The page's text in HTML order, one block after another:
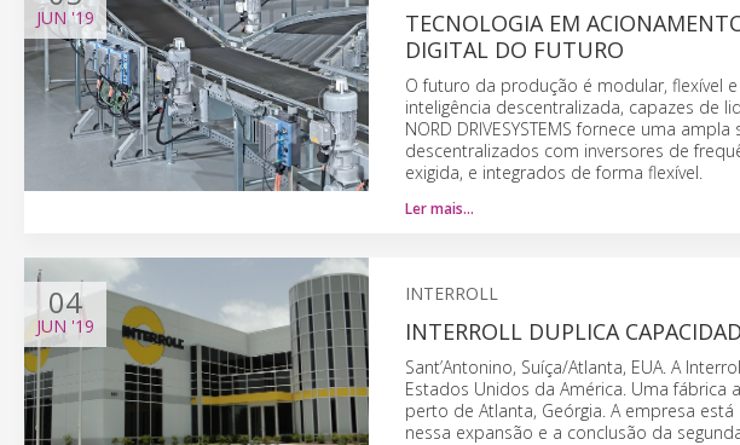
JUN'19
TECNOLOGIA EM
DIGITAL DO FUTURO
O futuro da produção é modular, flexível
inteligência descentralizada, capazes de
NORD DRIVESYSTEMS fornece uma
descentralizados com inversores de
exigida, e integrados de forma flexível.
Ler mais…
04
JUN '19
INTERROLL
INTERROLL DUPLICA
Sant’Antonino, Suíça/Atlanta, EUA. A
Estados Unidos da América. Uma
perto de Atlanta, Geórgia. A empresa
nessa expansão e a conclusão da